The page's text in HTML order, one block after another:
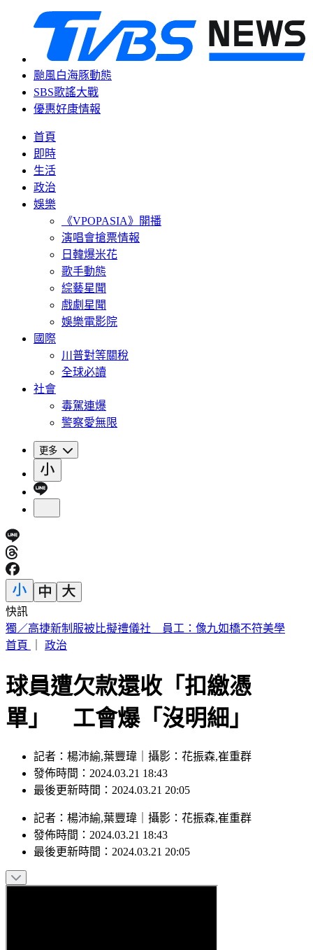
颱風白海豚動態
SBS歌謠大戰
優惠好康情報
首頁
即時
生活
政治
娛樂
《VPOPASIA》開播
演唱會搶票情報
日韓爆米花
歌手動態
綜藝星聞
戲劇星聞
娛樂電影院
國際
川普對等關稅
全球必讀
社會
毒駕連爆
警察愛無限
更多
快訊
富婆砸錢當女主「強加60場吻戲」 男星崩潰發聲：往我嘴裡
伸舌頭
球員遭欠款還收「扣繳憑
單」 工會爆「沒明細」
記者：楊沛緰,葉豐瑋｜攝影：花振森,崔重群
發佈時間：2024.03.21 18:43
記者：楊沛緰,葉豐瑋｜攝影
發佈時間：2024.03.21 18:43